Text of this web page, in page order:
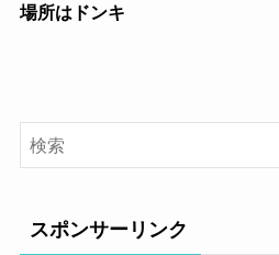
場所はドンキ
スポンサーリンク